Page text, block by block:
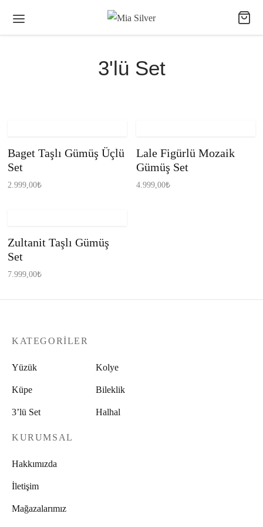
3'lü Set
Baget Taşlı Gümüş Üçlü
Set
2.999,00₺
Lale Figürlü Mozaik
Gümüş Set
4.999,00₺
Zultanit Taşlı Gümüş
Set
7.999,00₺
KATEGORILER
Yüzük Kolye
Küpe Bileklik
3’lü Set Halhal
KURUMSAL
Hakkımızda
İletişim
Mağazalarımız